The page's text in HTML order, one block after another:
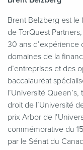
Brent Belzberg est le
de TorQuest
30 ans d’expérience
domaines de la
d’entreprises et des
baccalauréat
l’Université
droit de l’Université
prix Arbor de
commémorative du
par le Sénat du